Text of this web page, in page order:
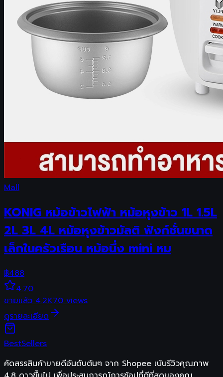
Mall
KONIG หม้อข้าวไฟฟ้า หม้อหุงข้าว 1L 1.5L
2L 3L 4L หม้อหุงข้าวมัลติ ฟังก์ชั่นขนาด
เล็กในครัวเรือน หม้อนึ่ง mini หม
฿488
4.70
ขายแล้ว 4.2K70 views
ดูรายละเอียด
BestSellers
คัดสรรสินค้าขายดีอันดับต้นๆ จาก Shopee เน้นรีวิวคุณภาพ